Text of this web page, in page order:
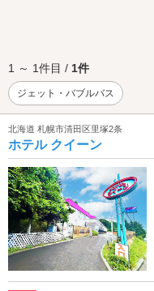
1 ～ 1件目 / 1件
ジェット・バブルバス
北海道 札幌市清田区里塚2条
ホテル クイーン